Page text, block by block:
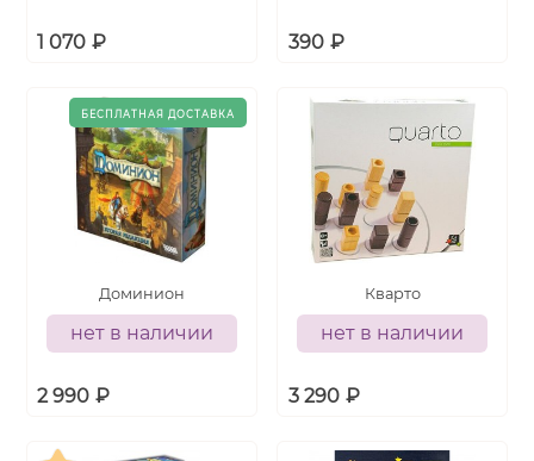
1 070 ₽ 390 ₽
Доминион
нет в наличии
2 990 ₽
Кварто
нет в наличии
3 290 ₽